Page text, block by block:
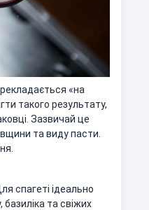
«на
такого результату,
Зазвичай це
та виду пасти.
спагеті ідеально
базиліка та свіжих